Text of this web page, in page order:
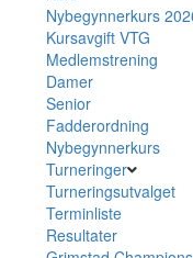
Nybegynnerkurs
Kursavgift VTG
Medlemstrening
Damer
Senior
Fadderordning
Nybegynnerkurs
Turneringer
Turneringsutvalget
Terminliste
Resultater